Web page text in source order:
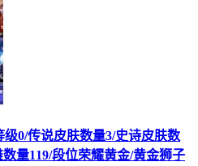
级0/传说皮肤数量3/史诗皮肤数
量119/段位荣耀黄金/黄金狮子